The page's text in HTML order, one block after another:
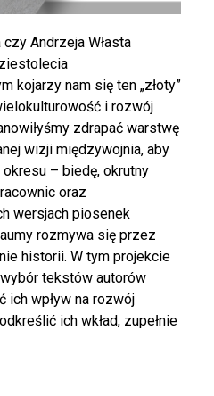
Andrzeja Własta
kojarzy nam się ten „złoty”
i rozwój
zdrapać warstwę
wizji międzywojnia, aby
– biedę, okrutny
oraz
wersjach piosenek
rozmywa się przez
historii. W tym projekcie
tekstów autorów
ich wpływ na rozwój
ich wkład, zupełnie